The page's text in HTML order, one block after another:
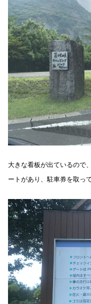
大きな看板が出ているので
ートがあり、駐車券を取っ